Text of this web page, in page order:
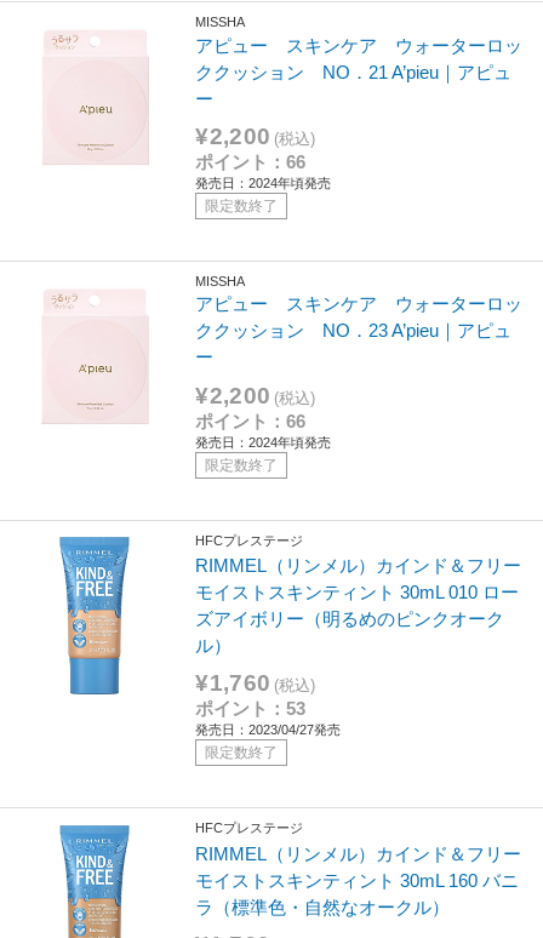
MISSHA
アピュー スキンケア ウォーターロッ
ククッション NO．21 A’pieu｜アピュ
ー
¥2,200 (税込)
ポイント：66
発売日：2024年頃発売
限定数終了
MISSHA
アピュー スキンケア ウォーターロッ
ククッション NO．23 A’pieu｜アピュ
ー
¥2,200 (税込)
ポイント：66
発売日：2024年頃発売
限定数終了
HFCプレステージ
RIMMEL（リンメル）カインド＆フリー
モイストスキンティント 30mL 010 ロー
ズアイボリー（明るめのピンクオーク
ル）
¥1,760 (税込)
ポイント：53
発売日：2023/04/27発売
限定数終了
HFCプレステージ
RIMMEL（リンメル）カインド＆フリー
モイストスキンティント 30mL 160 バニ
ラ（標準色・自然なオークル）